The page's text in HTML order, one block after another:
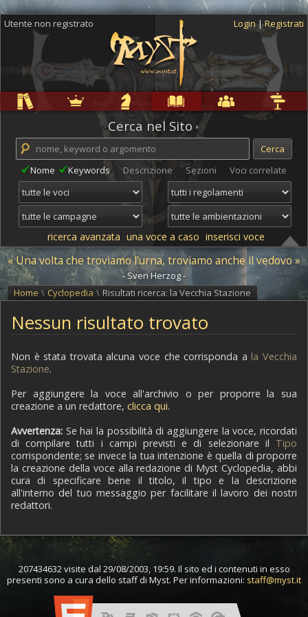
Utente non registrato Login |Registrati
Cerca nel Sito
Nome Keywords Descrizione Sezioni Voci correlate
ricerca avanzata una voce a caso inserisci voce
« Una volta che troviamo l'urna, troviamo anche il vedovo »
- Sven Herzog -
Home \ Cyclopedia \ Risultati ricerca: la Vecchia Stazione
Nessun risultato trovato
Non è stata trovata alcuna voce che corrisponda a la Vecchia
Stazione.
Per aggiungere la voce all'archivio o per proporre la sua
creazione a un redattore, clicca qui.
Avvertenza: Se hai la possibilità di aggiungere la voce, ricordati
di compilare tutti i campi previsti e di selezionare il Tipo
corrispondente; se invece la tua intenzione è quella di proporre
la creazione della voce alla redazione di Myst Cyclopedia, abbi
cura di specificare bene il titolo, il tipo e la descrizione
all'interno del tuo messaggio per facilitare il lavoro dei nostri
redattori.
207434632 visite dal 29/08/2003, 19:59. Il sito ed i contenuti in esso
presenti sono a cura dello staff di Myst. Per informazioni: staff@myst.it